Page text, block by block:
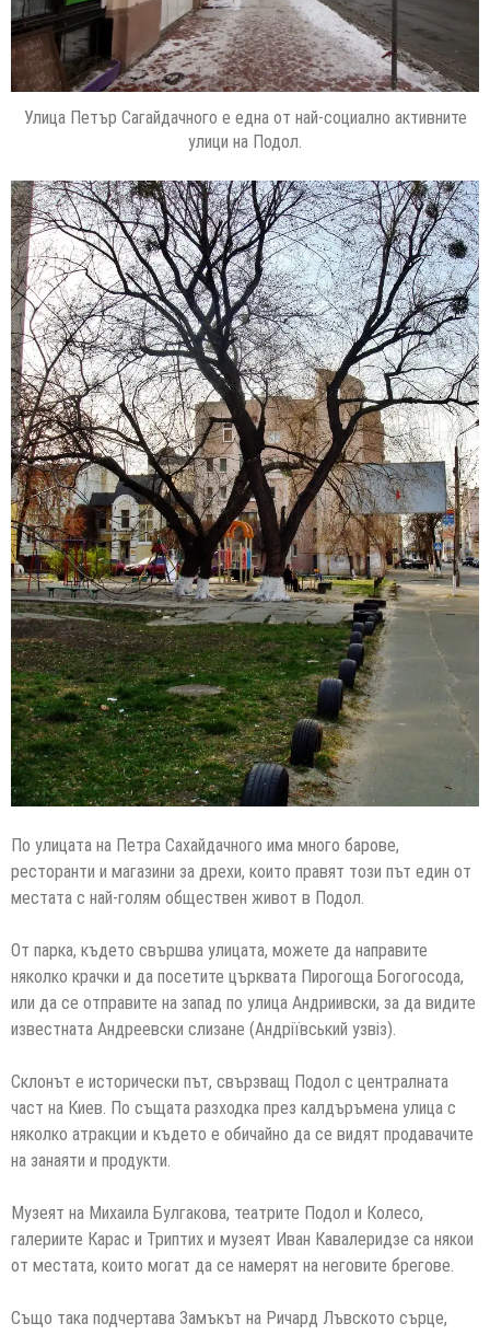
Улица Петър Сагайдачного е една от най-социално активните
улици на Подол.
По улицата на Петра Сахайдачного има много барове,
ресторанти и магазини за дрехи, които правят този път един от
местата с най-голям обществен живот в Подол.
От парка, където свършва улицата, можете да направите
няколко крачки и да посетите църквата Пирогоща Богогосода,
или да се отправите на запад по улица Андриивски, за да видите
известната Андреевски слизане (Андріївський узвіз).
Склонът е исторически път, свързващ Подол с централната
част на Киев. По същата разходка през калдъръмена улица с
няколко атракции и където е обичайно да се видят продавачите
на занаяти и продукти.
Музеят на Михаила Булгакова, театрите Подол и Колесо,
галериите Карас и Триптих и музеят Иван Кавалеридзе са някои
от местата, които могат да се намерят на неговите брегове.
Също така подчертава Замъкът на Ричард Лъвското сърце,